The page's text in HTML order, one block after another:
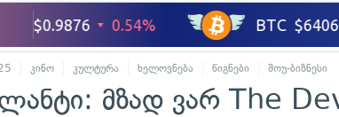
კინო კულტურა ხელოვნება წიგნები შოუ-ბიზნესი
მზად ვარ The